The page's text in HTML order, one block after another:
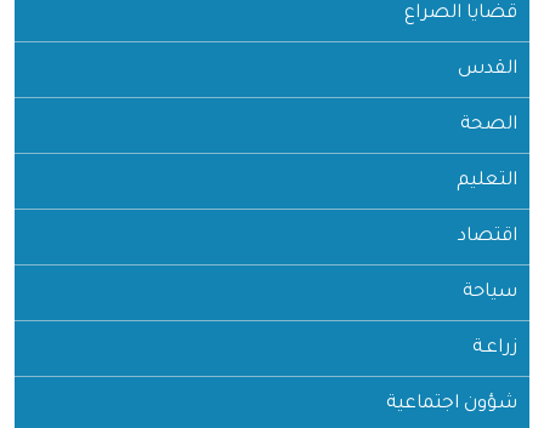
قضايا الصراع
القدس
الصحة
التعليم
اقتصاد
سياحة
زراعـة
شؤون اجتماعية